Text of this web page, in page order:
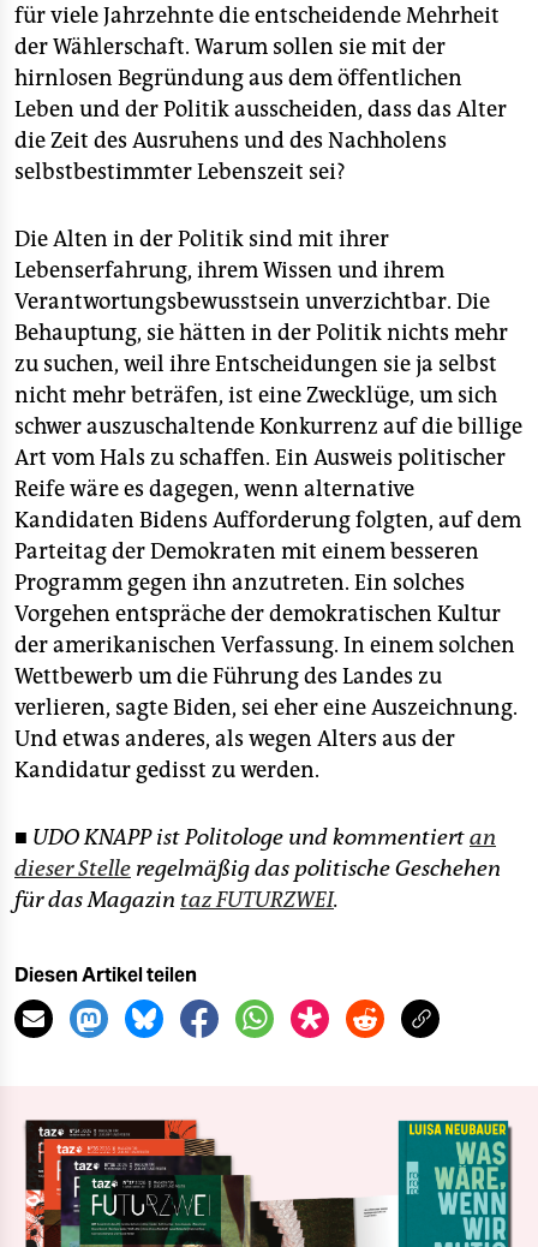
für viele Jahrzehnte die entscheidende Mehrheit
der Wählerschaft. Warum sollen sie mit der
hirnlosen Begründung aus dem öffentlichen
Leben und der Politik ausscheiden, dass das Alter
die Zeit des Ausruhens und des Nachholens
selbstbestimmter Lebenszeit sei?
Die Alten in der Politik sind mit ihrer
Lebenserfahrung, ihrem Wissen und ihrem
Verantwortungsbewusstsein unverzichtbar. Die
Behauptung, sie hätten in der Politik nichts mehr
zu suchen, weil ihre Entscheidungen sie ja selbst
nicht mehr beträfen, ist eine Zwecklüge, um sich
schwer auszuschaltende Konkurrenz auf die billige
Art vom Hals zu schaffen. Ein Ausweis politischer
Reife wäre es dagegen, wenn alternative
Kandidaten Bidens Aufforderung folgten, auf dem
Parteitag der Demokraten mit einem besseren
Programm gegen ihn anzutreten. Ein solches
Vorgehen entspräche der demokratischen Kultur
der amerikanischen Verfassung. In einem solchen
Wettbewerb um die Führung des Landes zu
verlieren, sagte Biden, sei eher eine Auszeichnung.
Und etwas anderes, als wegen Alters aus der
Kandidatur gedisst zu werden.
■ UDO KNAPP ist Politologe und kommentiertan
dieser Stelle regelmäßig das politische Geschehen
für das Magazin taz FUTURZWEI.
Diesen Artikel teilen